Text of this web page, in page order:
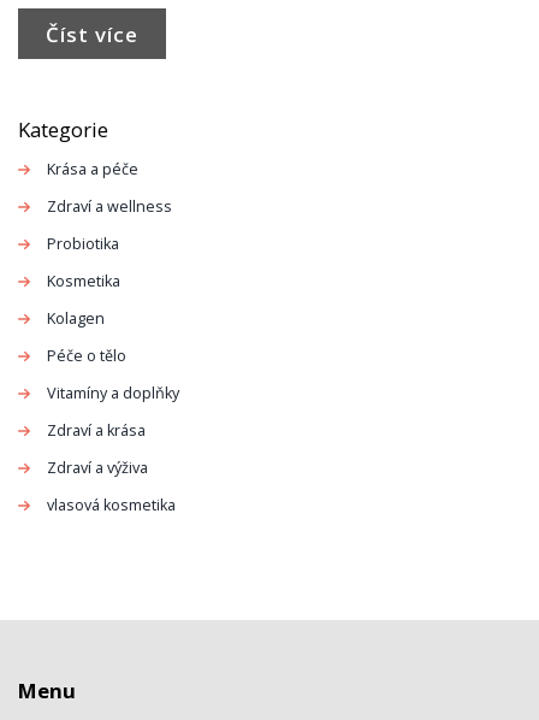
Číst více
Kategorie
Krása a péče
Zdraví a wellness
Probiotika
Kosmetika
Kolagen
Péče o tělo
Vitamíny a doplňky
Zdraví a krása
Zdraví a výživa
vlasová kosmetika
Menu